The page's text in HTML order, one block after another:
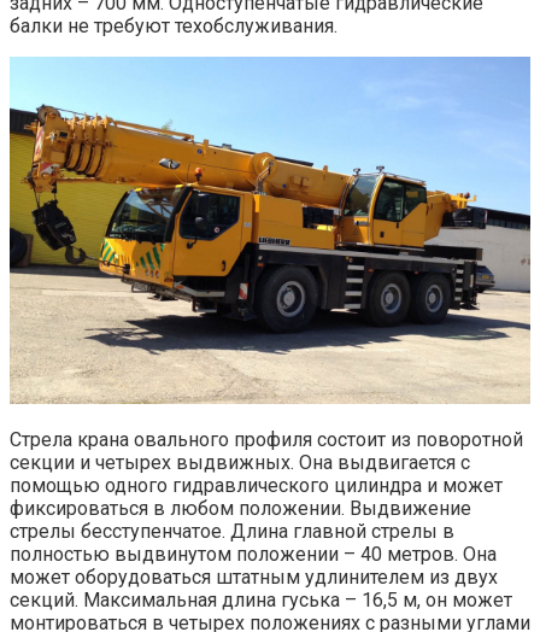
балки не требуют техобслуживания.
Стрела крана овального профиля состоит из поворотной
секции и четырех выдвижных. Она выдвигается с
помощью одного гидравлического цилиндра и может
фиксироваться в любом положении. Выдвижение
стрелы бесступенчатое. Длина главной стрелы в
полностью выдвинутом положении – 40 метров. Она
может оборудоваться штатным удлинителем из двух
секций. Максимальная длина гуська – 16,5 м, он может
монтироваться в четырех положениях с разными углами